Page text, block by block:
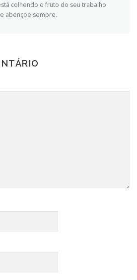
colhendo o fruto do seu trabalho
abençoe sempre.